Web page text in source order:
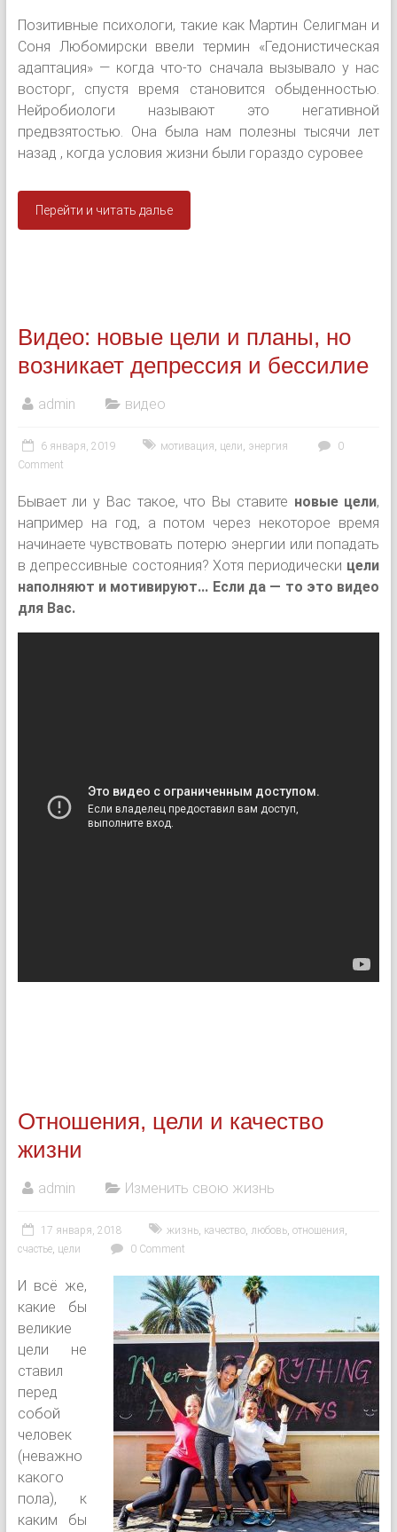
Позитивные психологи, такие как Мартин Селигман и
Соня Любомирски ввели термин «Гедонистическая
адаптация» — когда что-то сначала вызывало у нас
восторг, спустя время становится обыденностью.
Нейробиологи называют это негативной
предвзятостью. Она была нам полезны тысячи лет
назад , когда условия жизни были гораздо суровее
Перейти и читать далье
Видео: новые цели и планы, но
возникает депрессия и бессилие
admin видео
6 января, 2019 мотивация, цели, энергия
0
Comment
Бывает ли у Вас такое, что Вы ставите новые цели,
например на год, а потом через некоторое время
начинаете чувствовать потерю энергии или попадать
в депрессивные состояния? Хотя периодически цели
наполняют и мотивируют... Если да — то это видео
для Вас.
Отношения, цели и качество
жизни
admin Изменить свою жизнь
17 января, 2018 жизнь, качество, любовь, отношения,
счастье, цели 0 Comment
И всё же,
какие бы
великие
цели не
ставил
перед
собой
человек
(неважно
какого
пола), к
каким бы